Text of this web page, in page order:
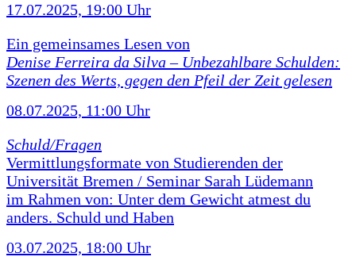
17.07.2025, 19:00 Uhr
Ein gemeinsames Lesen von
Denise Ferreira da Silva – Unbezahlbare Schulden:
Szenen des Werts, gegen den Pfeil der Zeit gelesen
08.07.2025, 11:00 Uhr
Schuld/Fragen
Vermittlungsformate von Studierenden der
Universität Bremen / Seminar Sarah Lüdemann
im Rahmen von: Unter dem Gewicht atmest du
anders. Schuld und Haben
03.07.2025, 18:00 Uhr